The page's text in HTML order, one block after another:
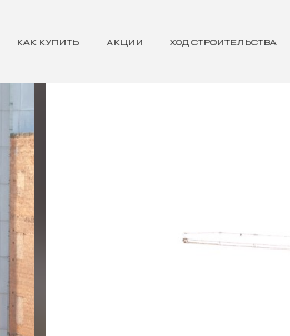
КАК КУПИТЬ АКЦИИ ХОД СТРОИТЕЛЬСТВА